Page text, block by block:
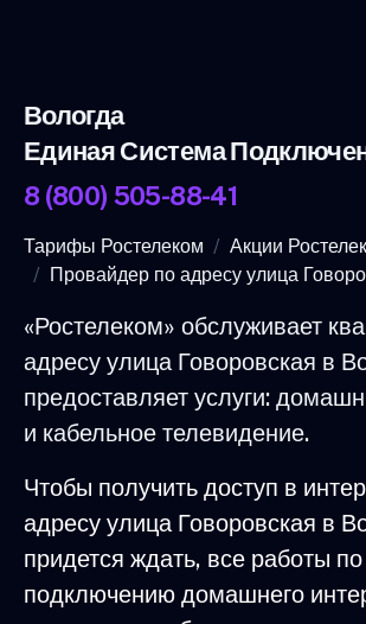
Вологда
Единая Система
8 (800) 505-88-41
Тарифы Ростелеком
Акции
Провайдер по адресу улица
«Ростелеком» обслуживает
адресу улица Говоровская в
предоставляет услуги:
и кабельное телевидение.
Чтобы получить доступ в
адресу улица Говоровская в
придется ждать, все работы по
подключению домашнего